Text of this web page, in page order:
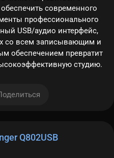
современного
профессионального
USB/аудио интерфейс,
со всем записывающим и
обеспечением превратит
студию.
Q802USB